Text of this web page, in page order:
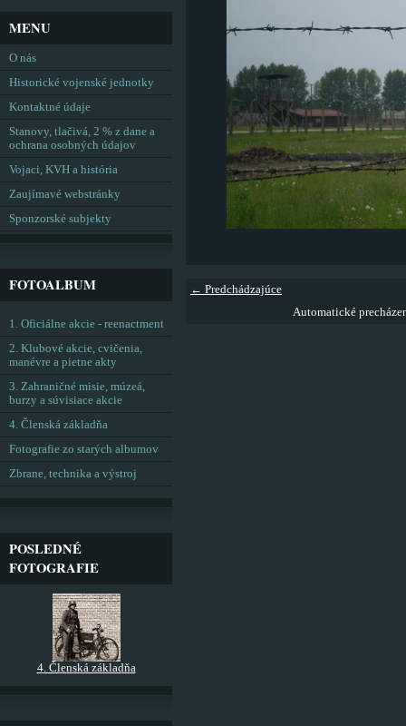
← Predchádzajúce
Automatické
MENU
O nás
Historické vojenské jednotky
Kontaktné údaje
Stanovy, tlačivá, 2 % z dane a
ochrana osobných údajov
Vojaci, KVH a história
Zaujímavé webstránky
Sponzorské subjekty
FOTOALBUM
1. Oficiálne akcie - reenactment
2. Klubové akcie, cvičenia,
manévre a pietne akty
3. Zahraničné misie, múzeá,
burzy a súvisiace akcie
4. Členská základňa
Fotografie zo starých albumov
Zbrane, technika a výstroj
POSLEDNÉ
FOTOGRAFIE
4. Členská základňa